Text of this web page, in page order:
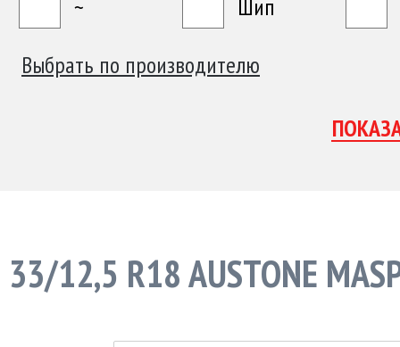
~
Шип
Выбрать по производителю
33/12,5 R18 AUSTONE